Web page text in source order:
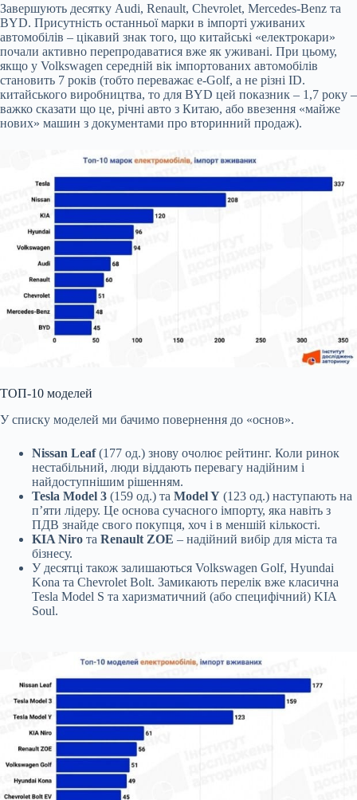
Завершують десятку Audi, Renault, Chevrolet, Mercedes-Benz та
BYD. Присутність останньої марки в імпорті уживаних
автомобілів – цікавий знак того, що китайські «електрокари»
почали активно перепродаватися вже як уживані. При цьому,
якщо у Volkswagen середній вік імпортованих автомобілів
становить 7 років (тобто переважає e-Golf, а не різні ID.
китайського виробництва, то для BYD цей показник – 1,7 року –
важко сказати що це, річні авто з Китаю, або ввезення «майже
нових» машин з документами про вторинний продаж).
ТОП-10 моделей
У списку моделей ми бачимо повернення до «основ».
Nissan Leaf(177 од.) знову очолює рейтинг. Коли ринок
нестабільний, люди віддають перевагу надійним і
найдоступнішим рішенням.
Tesla Model 3 (159 од.) та Model Y (123 од.) наступають на
п’яти лідеру. Це основа сучасного імпорту, яка навіть з
ПДВ знайде свого покупця, хоч і в меншій кількості.
KIA Niro та Renault ZOE – надійний вибір для міста та
бізнесу.
У десятці також залишаються Volkswagen Golf, Hyundai
Kona та Chevrolet Bolt. Замикають перелік вже класична
Tesla Model S та харизматичний (або специфічний) KIA
Soul.